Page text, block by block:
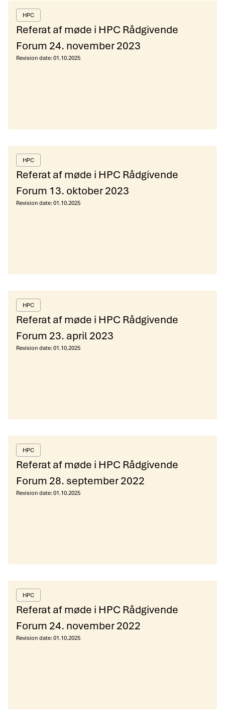
HPC
Referat af møde i HPC Rådgivende
Forum 24. november 2023
Revision date:01.10.2025
HPC
Referat af møde i HPC Rådgivende
Forum 13. oktober 2023
Revision date:01.10.2025
HPC
Referat af møde i HPC Rådgivende
Forum 23. april 2023
Revision date:01.10.2025
HPC
Referat af møde i HPC Rådgivende
Forum 28. september 2022
Revision date:01.10.2025
HPC
Referat af møde i HPC Rådgivende
Forum 24. november 2022
Revision date:01.10.2025